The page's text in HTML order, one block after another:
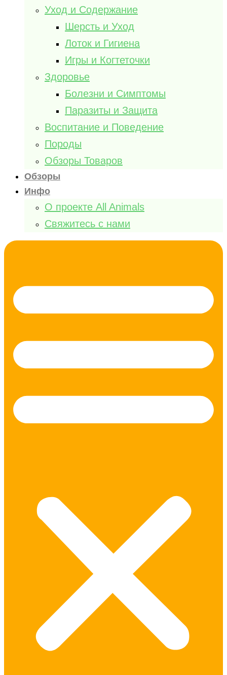
Уход и Содержание
Шерсть и Уход
Лоток и Гигиена
Игры и Когтеточки
Здоровье
Болезни и Симптомы
Паразиты и Защита
Воспитание и Поведение
Породы
Обзоры Товаров
Обзоры
Инфо
О проекте All Animals
Свяжитесь с нами